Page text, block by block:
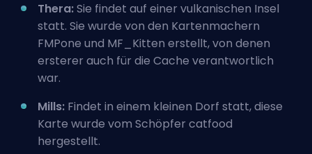
Thera:Sie findet auf einer vulkanischen Insel
statt. Sie wurde von den Kartenmachern
FMPone und MF_Kitten erstellt, von denen
ersterer auch für die Cache verantwortlich
war.
Mills: Findet in einem kleinen Dorf statt, diese
Karte wurde vom Schöpfer catfood
hergestellt.